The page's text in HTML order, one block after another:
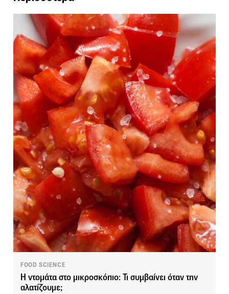
FOOD SCIENCE
Η ντομάτα στο μικροσκόπιο: Τι συμβαίνει όταν την
αλατίζουμε;